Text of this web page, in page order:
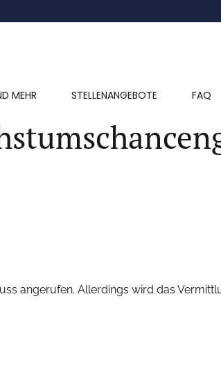
MEHR STELLENANGEBOTE FAQ
angerufen. Allerdings wird das